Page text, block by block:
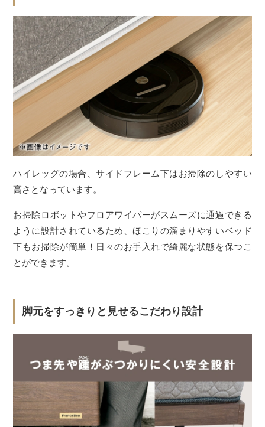
ハイレッグの場合、サイドフレーム下はお掃除のしやすい
高さとなっています。
お掃除ロボットやフロアワイパーがスムーズに通過できる
ように設計されているため、ほこりの溜まりやすいベッド
下もお掃除が簡単！日々のお手入れで綺麗な状態を保つこ
とができます。
脚元をすっきりと見せるこだわり設計